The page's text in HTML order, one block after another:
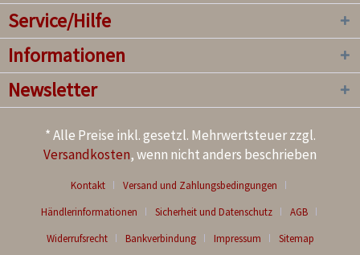
Service/Hilfe
Informationen
Newsletter
* Alle Preise inkl. gesetzl. Mehrwertsteuer zzgl.
Versandkosten, wenn nicht anders beschrieben
Kontakt
Versand und Zahlungsbedingungen
Händlerinformationen
Sicherheit und Datenschutz
AGB
Widerrufsrecht
Bankverbindung Impressum Sitemap